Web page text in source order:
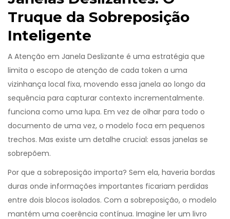
Truque da Sobreposição
Inteligente
A Atenção em Janela Deslizante é uma estratégia que
limita o escopo de atenção de cada token a uma
vizinhança local fixa, movendo essa janela ao longo da
sequência para capturar contexto incrementalmente.
funciona como uma lupa. Em vez de olhar para todo o
documento de uma vez, o modelo foca em pequenos
trechos. Mas existe um detalhe crucial: essas janelas se
sobrepõem.
Por que a sobreposição importa? Sem ela, haveria bordas
duras onde informações importantes ficariam perdidas
entre dois blocos isolados. Com a sobreposição, o modelo
mantém uma coerência contínua. Imagine ler um livro